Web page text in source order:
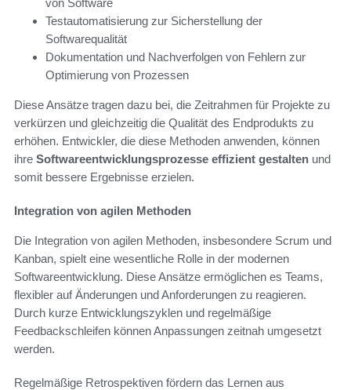
Testautomatisierung zur Sicherstellung der
Softwarequalität
Dokumentation und Nachverfolgen von Fehlern zur
Optimierung von Prozessen
Diese Ansätze tragen dazu bei, die Zeitrahmen für Projekte zu
verkürzen und gleichzeitig die Qualität des Endprodukts zu
erhöhen. Entwickler, die diese Methoden anwenden, können
ihre Softwareentwicklungsprozesse effizient gestalten und
somit bessere Ergebnisse erzielen.
Integration von agilen Methoden
Die Integration von agilen Methoden, insbesondere Scrum und
Kanban, spielt eine wesentliche Rolle in der modernen
Softwareentwicklung. Diese Ansätze ermöglichen es Teams,
flexibler auf Änderungen und Anforderungen zu reagieren.
Durch kurze Entwicklungszyklen und regelmäßige
Feedbackschleifen können Anpassungen zeitnah umgesetzt
werden.
Regelmäßige Retrospektiven fördern das Lernen aus